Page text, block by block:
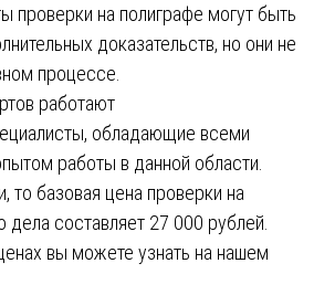
проверки на полиграфе могут быть
доказательств, но они не
процессе.
работают
обладающие всеми
работы в данной области.
то базовая цена проверки на
дела составляет 27 000 рублей.
вы можете узнать на нашем